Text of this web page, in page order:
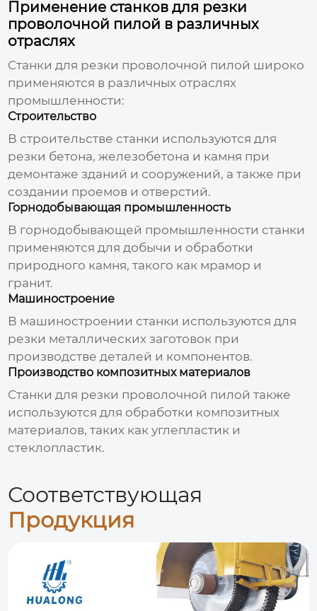
Применение станков для резки
проволочной пилой в различных
отраслях
Станки для резки проволочной пилой широко
применяются в различных отраслях
промышленности:
Строительство
В строительстве станки используются для
резки бетона, железобетона и камня при
демонтаже зданий и сооружений, а также при
создании проемов и отверстий.
Горнодобывающая промышленность
В горнодобывающей промышленности станки
применяются для добычи и обработки
природного камня, такого как мрамор и
гранит.
Машиностроение
В машиностроении станки используются для
резки металлических заготовок при
производстве деталей и компонентов.
Производство композитных материалов
Станки для резки проволочной пилой также
используются для обработки композитных
материалов, таких как углепластик и
стеклопластик.
Соответствующая
Продукция